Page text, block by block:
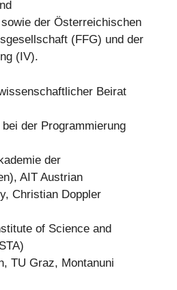
der Österreichischen
(FFG) und der
(IV).
Beirat
der Programmierung
der
AIT Austrian
Christian Doppler
of Science and
TU Graz, Montanuni